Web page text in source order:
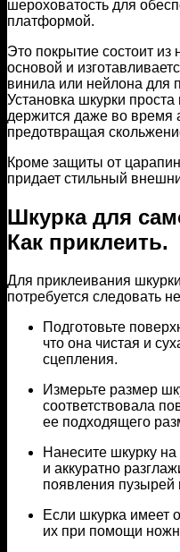
шероховатость для
платформой.
Это покрытие состоит из
основой и
винила или нейлона для
Установка шкурки
держится даже во время
предотвращая
Кроме защиты от
придает стильный
Шкурка для
Как приклеить.
Для приклеивания
потребуется следовать
Подготовьте
что она чистая и
сцепления.
Измерьте размер
соответствовала
ее подходящего
Нанесите шкурку на
и аккуратно
появления
Если шкурка имеет
их при помощи